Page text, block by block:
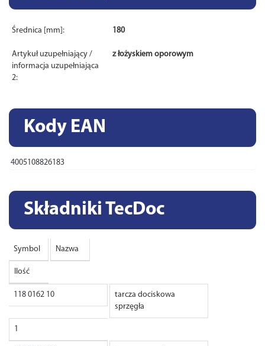
Średnica [mm]: 180
Artykuł uzupełniający /
informacja uzupełniająca
2:
z łożyskiem oporowym
Kody EAN
4005108826183
Składniki TecDoc
Symbol Nazwa
Ilość
118 0162 10
tarcza dociskowa
sprzęgła
1